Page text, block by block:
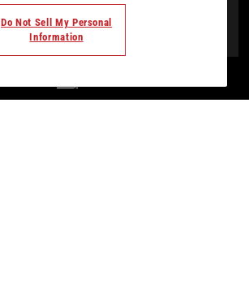
Do Not Sell My Personal
Information